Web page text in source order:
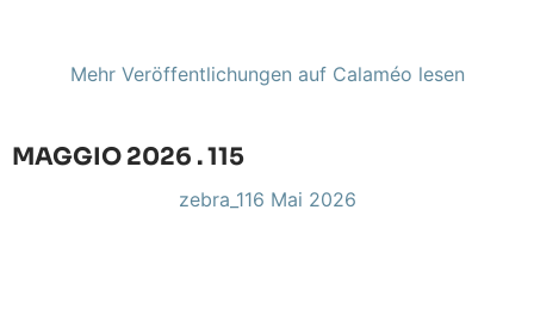
Mehr Veröffentlichungen auf Calaméo lesen
MAGGIO 2026 . 115
zebra_116 Mai 2026